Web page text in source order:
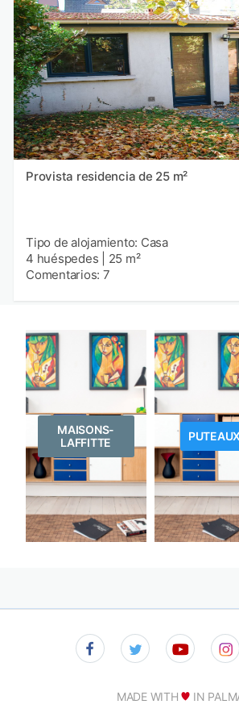
Provista residencia de 25 m²
Tipo de alojamiento: Casa
4 huéspedes
25 m²
Comentarios: 7
MAISONS-
LAFFITTE
PUTEAUX
MADE WITH IN